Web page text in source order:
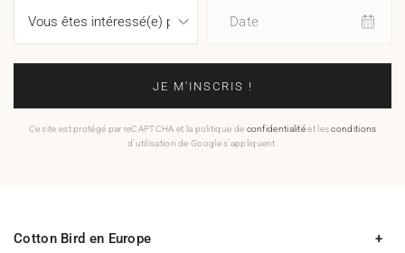
Date
JE M'INSCRIS !
Ce site est protégé par reCAPTCHA et la politique de confidentialitéet lesconditions
d'utilisation de Google s'appliquent.
Cotton Bird en Europe